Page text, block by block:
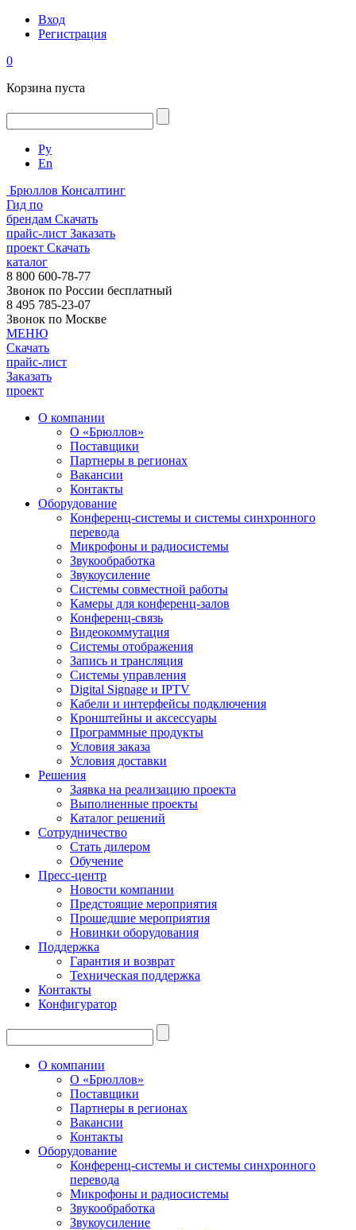
Вход
Регистрация
0
Корзина пуста
Ру
En
Брюллов Консалтинг
Гид по
брендам Скачать
прайс-лист Заказать
проект Скачать
каталог
8 800 600-78-77
Звонок по России бесплатный
8 495 785-23-07
Звонок по Москве
МЕНЮ
Скачать
прайс-лист
Заказать
проект
О компании
О «Брюллов»
Поставщики
Партнеры в регионах
Вакансии
Контакты
Оборудование
Конференц-системы и системы синхронного
перевода
Микрофоны и радиосистемы
Звукообработка
Звукоусиление
Системы совместной работы
Камеры для конференц-залов
Конференц-связь
Видеокоммутация
Системы отображения
Запись и трансляция
Системы управления
Digital Signage и IPTV
Кабели и интерфейсы подключения
Кронштейны и аксессуары
Программные продукты
Условия заказа
Условия доставки
Решения
Заявка на реализацию проекта
Выполненные проекты
Каталог решений
Сотрудничество
Стать дилером
Обучение
Пресс-центр
Новости компании
Предстоящие мероприятия
Прошедшие мероприятия
Новинки оборудования
Поддержка
Гарантия и возврат
Техническая поддержка
Контакты
Конфигуратор
О компании
О «Брюллов»
Поставщики
Партнеры в регионах
Вакансии
Контакты
Оборудование
Конференц-системы и системы синхронного
перевода
Микрофоны и радиосистемы
Звукообработка
Звукоусиление